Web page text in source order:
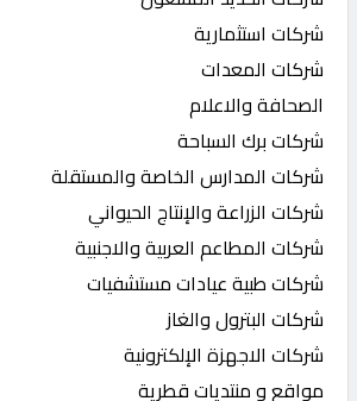
POWERED
QHOST
شركات استثمارية
شركات المعدات
الصحافة والاعلام
شركات برك السباحة
شركات المدارس الخاصة والمستقلة
شركات الزراعة والإنتاج الحيواني
شركات المطاعم العربية والاجنبية
شركات طبية عيادات مستشفيات
شركات البترول والغاز
شركات الاجهزة الإلكترونية
مواقع و منتديات قطرية